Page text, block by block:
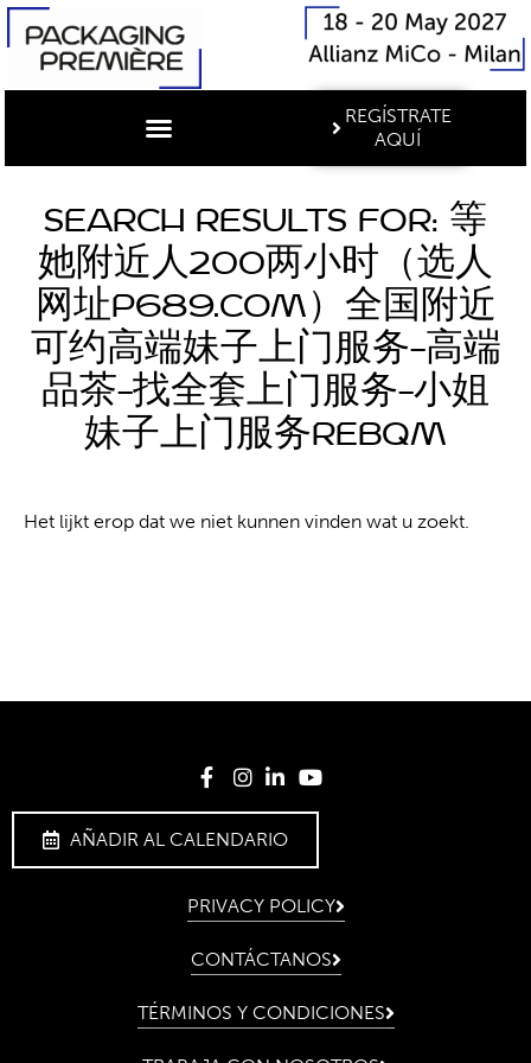
REGÍSTRATE
AQUÍ
Search Results for: 等
她附近人200两小时（选人
网址p689.com）全国附近
可约高端妹子上门服务–高端
品茶–找全套上门服务–小姐
妹子上门服务rebqm
Het lijkt erop dat we niet kunnen vinden wat u zoekt.
AÑADIR AL CALENDARIO
PRIVACY POLICY
CONTÁCTANOS
TÉRMINOS Y CONDICIONES